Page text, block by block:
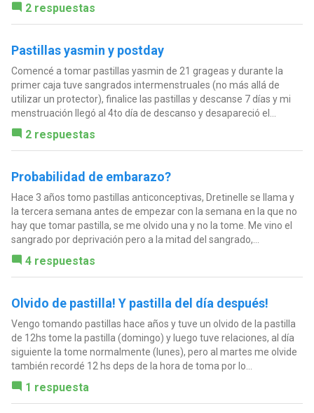
2 respuestas
Pastillas yasmin y postday
Comencé a tomar pastillas yasmin de 21 grageas y durante la
primer caja tuve sangrados intermenstruales (no más allá de
utilizar un protector), finalice las pastillas y descanse 7 días y mi
menstruación llegó al 4to día de descanso y desapareció el...
2 respuestas
Probabilidad de embarazo?
Hace 3 años tomo pastillas anticonceptivas, Dretinelle se llama y
la tercera semana antes de empezar con la semana en la que no
hay que tomar pastilla, se me olvido una y no la tome. Me vino el
sangrado por deprivación pero a la mitad del sangrado,...
4 respuestas
Olvido de pastilla! Y pastilla del día después!
Vengo tomando pastillas hace años y tuve un olvido de la pastilla
de 12hs tome la pastilla (domingo) y luego tuve relaciones, al día
siguiente la tome normalmente (lunes), pero al martes me olvide
también recordé 12 hs deps de la hora de toma por lo...
1 respuesta